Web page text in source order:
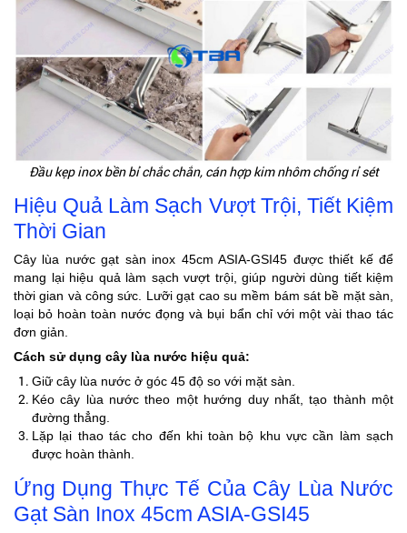
Đầu kẹp inox bền bỉ chắc chắn, cán hợp kim nhôm chống rỉ sét
Hiệu Quả Làm Sạch Vượt Trội, Tiết Kiệm
Thời Gian
Cây lùa nước gạt sàn inox 45cm ASIA-GSI45 được thiết kế để
mang lại hiệu quả làm sạch vượt trội, giúp người dùng tiết kiệm
thời gian và công sức. Lưỡi gạt cao su mềm bám sát bề mặt sàn,
loại bỏ hoàn toàn nước đọng và bụi bẩn chỉ với một vài thao tác
đơn giản.
Cách sử dụng cây lùa nước hiệu quả:
Giữ cây lùa nước ở góc 45 độ so với mặt sàn.
Kéo cây lùa nước theo một hướng duy nhất, tạo thành một
đường thẳng.
Lặp lại thao tác cho đến khi toàn bộ khu vực cần làm sạch
được hoàn thành.
Ứng Dụng Thực Tế Của Cây Lùa Nước
Gạt Sàn Inox 45cm ASIA-GSI45